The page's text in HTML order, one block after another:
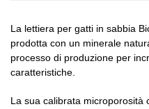
La lettiera per gatti in sabbia
prodotta con un minerale
processo di produzione per
caratteristiche.
La sua calibrata microporosità